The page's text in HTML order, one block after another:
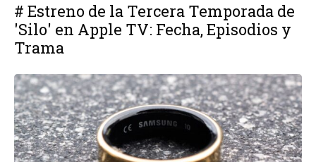
# Estreno de la Tercera Temporada de
'Silo' en Apple TV: Fecha, Episodios y
Trama